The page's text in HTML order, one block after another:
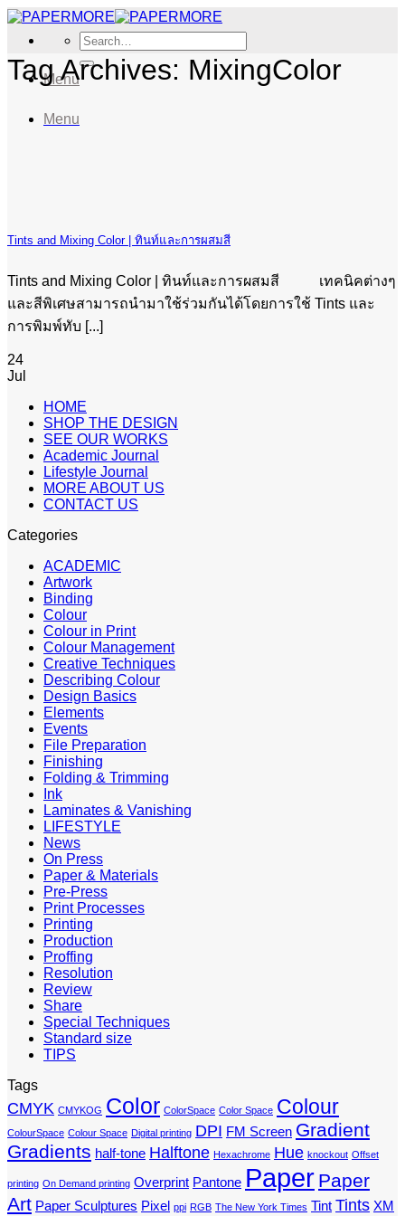
Skip
content
Search
for:
Menu
Menu
Tag Archives: MixingColor
Tints and Mixing Color | ทินท์และการผสมสี
Tints and Mixing Color | ทินท์และการผสมสี เทคนิคต่างๆ
และสีพิเศษสามารถนำมาใช้ร่วมกันได้โดยการใช้ Tints และ
การพิมพ์ทับ [...]
24
Jul
HOME
SHOP THE DESIGN
SEE OUR WORKS
Academic Journal
Lifestyle Journal
MORE ABOUT US
CONTACT US
Categories
ACADEMIC
Artwork
Binding
Colour
Colour in Print
Colour Management
Creative Techniques
Describing Colour
Design Basics
Elements
Events
File Preparation
Finishing
Folding & Trimming
Ink
Laminates & Vanishing
LIFESTYLE
News
On Press
Paper & Materials
Pre-Press
Print Processes
Printing
Production
Proffing
Resolution
Review
Share
Special Techniques
Standard size
TIPS
Tags
CMYK CMYKOG Color ColorSpace Color Space Colour
ColourSpace Colour Space Digital printing DPI FM Screen Gradient
Gradients half-tone Halftone Hexachrome Hue knockout Offset
printing On Demand printing Overprint Pantone Paper Paper
Art Paper Sculptures Pixel ppi RGB The New York Times Tint Tints XM